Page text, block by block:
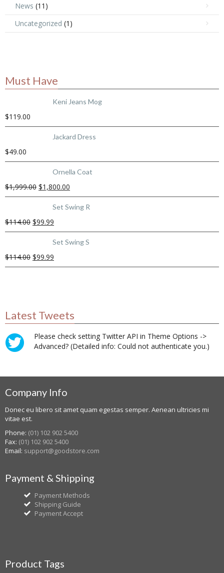
News (11)
Uncategorized (1)
Must Have
Keni Jeans Mog
$119.00
Jackard Dress
$49.00
Ornella Coat
$1,999.00 $1,800.00
Set Swing R
$114.00 $99.99
Set Swing S
$114.00 $99.99
Latest Tweets
Please check setting Twitter API in Theme Options ->
Advanced? (Detailed info: Could not authenticate you.)
Company Info
Donec eu libero sit amet quam egestas semper. Aenean ultricies mi
vitae est.
Phone: (01) 102 902 5400
Fax: (01) 102 902 5400
Email: support@goodstore.com
Payment & Shipping
Payment Methods
Shipping Guide
Payment Accept
Product Tags